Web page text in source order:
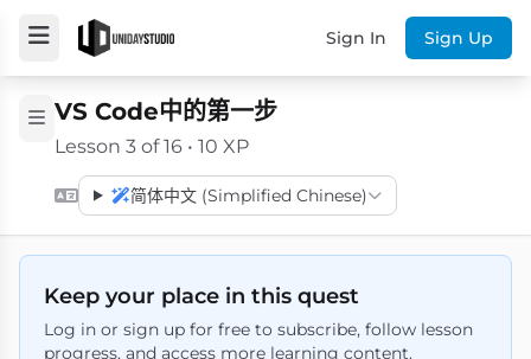
Sign In Sign Up
VS Code中的第一步
Lesson 3 of 16 • 10 XP
简体中文 (Simplified Chinese)
Keep your place in this quest
Log in or sign up for free to subscribe, follow lesson
progress, and access more learning content.